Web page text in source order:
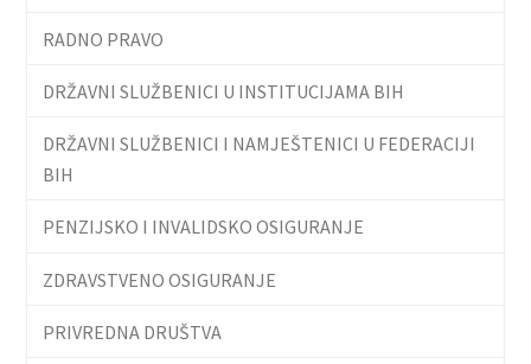
RADNO PRAVO
DRŽAVNI SLUŽBENICI U INSTITUCIJAMA BIH
DRŽAVNI SLUŽBENICI I NAMJEŠTENICI U FEDERACIJI
BIH
PENZIJSKO I INVALIDSKO OSIGURANJE
ZDRAVSTVENO OSIGURANJE
PRIVREDNA DRUŠTVA